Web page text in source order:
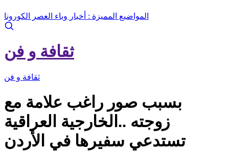
المواضيع المميزة : أخبار وباء العصر الكورونا
ثقافة و فن
ثقافة و فن
بسبب صور راغب علامة مع
زوجته ..الخارجية العراقية
تستدعي سفيرها في الأردن